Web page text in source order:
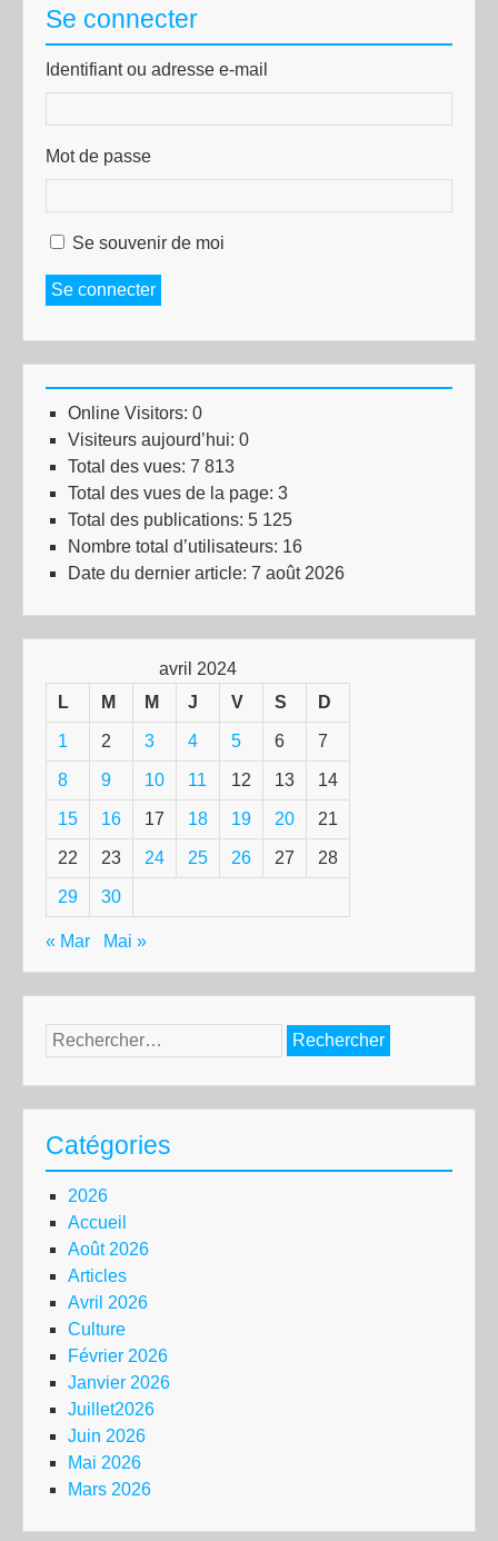
Se connecter
Identifiant ou adresse e-mail
Mot de passe
Se souvenir de moi
Se connecter
Online Visitors: 0
Visiteurs aujourd’hui: 0
Total des vues: 7 813
Total des vues de la page: 3
Total des publications: 5 125
Nombre total d’utilisateurs: 16
Date du dernier article: 7 août 2026
avril 2024
L
M M J V S D
1 2 3 4 5 6 7
8 9 10 11 12 13 14
15 16 17 18 19 20 21
22 23 24 25 26 27 28
29 30
« Mar Mai »
Rechercher :
Catégories
2026
Accueil
Août 2026
Articles
Avril 2026
Culture
Février 2026
Janvier 2026
Juillet2026
Juin 2026
Mai 2026
Mars 2026